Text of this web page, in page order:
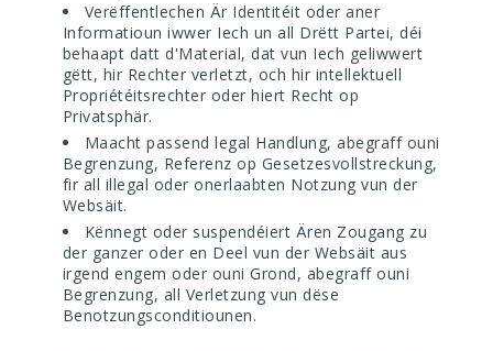
Verëffentlechen Är Identitéit oder aner
Informatioun iwwer Iech un all Drëtt Partei, déi
behaapt datt d'Material, dat vun Iech geliwwert
gëtt, hir Rechter verletzt, och hir intellektuell
Propriétéitsrechter oder hiert Recht op
Privatsphär.
Maacht passend legal Handlung, abegraff ouni
Begrenzung, Referenz op Gesetzesvollstreckung,
fir all illegal oder onerlaabten Notzung vun der
Websäit.
Kënnegt oder suspendéiert Ären Zougang zu
der ganzer oder en Deel vun der Websäit aus
irgend engem oder ouni Grond, abegraff ouni
Begrenzung, all Verletzung vun dëse
Benotzungsconditiounen.